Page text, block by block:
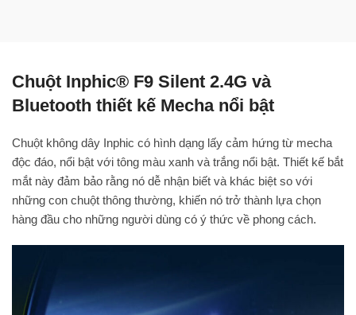
Chuột Inphic® F9 Silent 2.4G và
Bluetooth thiết kế Mecha nổi bật
Chuột không dây Inphic có hình dạng lấy cảm hứng từ mecha
độc đáo, nổi bật với tông màu xanh và trắng nổi bật. Thiết kế bắt
mắt này đảm bảo rằng nó dễ nhận biết và khác biệt so với
những con chuột thông thường, khiến nó trở thành lựa chọn
hàng đầu cho những người dùng có ý thức về phong cách.